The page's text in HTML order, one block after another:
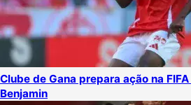
Clube de Gana prepara ação na
Benjamin